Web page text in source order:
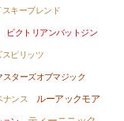
キーブレンド
ビクトリアンバットジン
スピリッツ
スターズオブマジック
ナンス ルーアックモア